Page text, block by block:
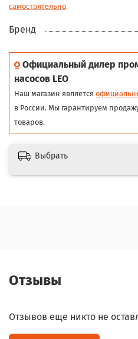
самостоятельно.
Бренд
Официальный дилер
насосов LEO
Наш магазин является
в России. Мы гарантируем
товаров.
Выбрать
Отзывы
Отзывов еще никто не